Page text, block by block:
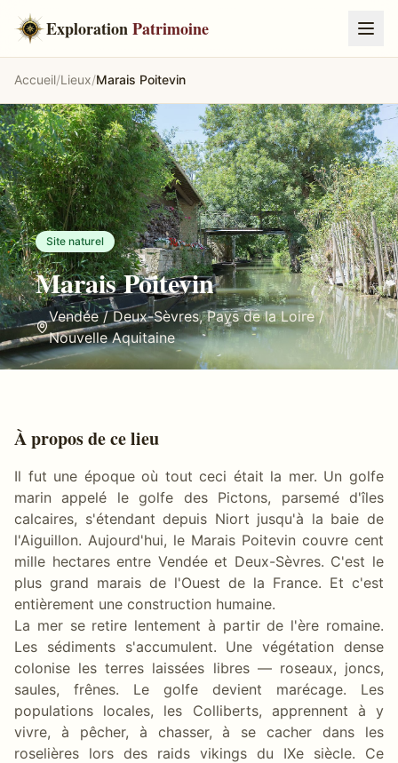
ExplorationPatrimoine
Accueil/Lieux/Marais Poitevin
Site naturel
Marais Poitevin
Vendée / Deux-Sèvres,Pays de la Loire /
Nouvelle Aquitaine
À propos de ce lieu
Il fut une époque où tout ceci était la mer. Un golfe
marin appelé le golfe des Pictons, parsemé d'îles
calcaires, s'étendant depuis Niort jusqu'à la baie de
l'Aiguillon. Aujourd'hui, le Marais Poitevin couvre cent
mille hectares entre Vendée et Deux-Sèvres. C'est le
plus grand marais de l'Ouest de la France. Et c'est
entièrement une construction humaine.
La mer se retire lentement à partir de l'ère romaine.
Les sédiments s'accumulent. Une végétation dense
colonise les terres laissées libres — roseaux, joncs,
saules, frênes. Le golfe devient marécage. Les
populations locales, les Colliberts, apprennent à y
vivre, à pêcher, à chasser, à se cacher dans les
roselières lors des raids vikings du IXe siècle. Ce